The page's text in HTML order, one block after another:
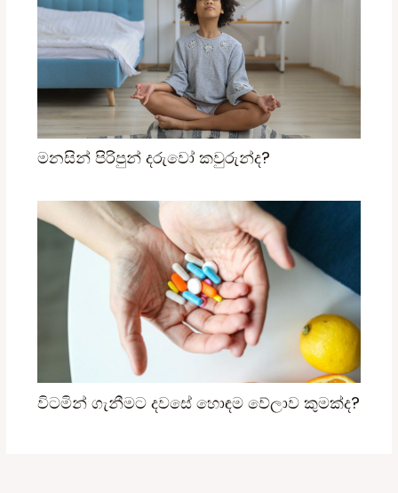
මනසින් පිරිපුන් දරුවෝ කවුරුන්ද?
විටමින් ගැනීමට දවසේ හොඳම වේලාව කුමක්ද?